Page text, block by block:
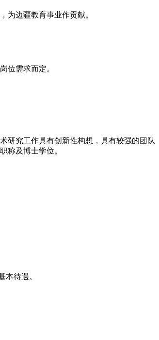
为边疆教育事业作贡献。
位需求而定。
研究工作具有创新性构想，具有较强的团队
称及博士学位。
本待遇。